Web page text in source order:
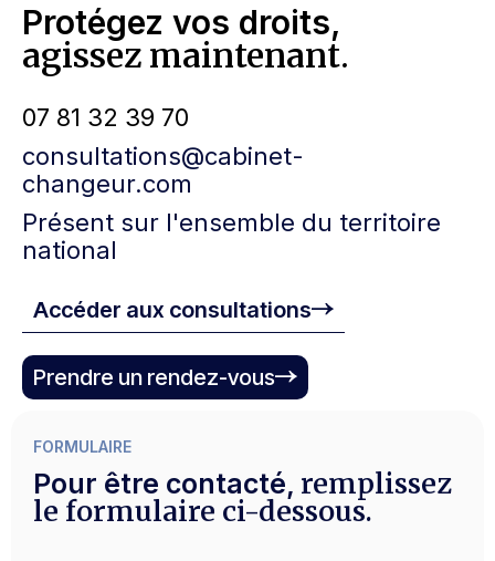
Protégez vos droits,
agissez maintenant.
07 81 32 39 70
consultations@cabinet-
changeur.com
Présent sur l'ensemble du territoire
national
Accéder aux consultations
Prendre un rendez-vous
FORMULAIRE
Pour être contacté, remplissez
le formulaire ci-dessous.